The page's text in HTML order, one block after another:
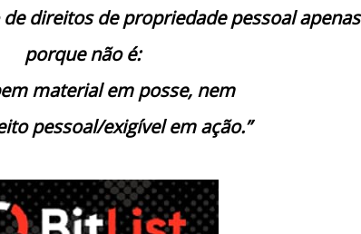
direitos de propriedade pessoal apenas
porque não é:
material em posse, nem
pessoal/exigível em ação.”